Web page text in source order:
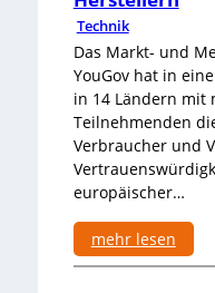
m
-
D
E
S
I
-
I
d
e
a
Technik
Das Markt- und
YouGov hat in
in 14 Ländern mit
Teilnehmenden
Verbraucher und
europäischer…
mehr lesen
: